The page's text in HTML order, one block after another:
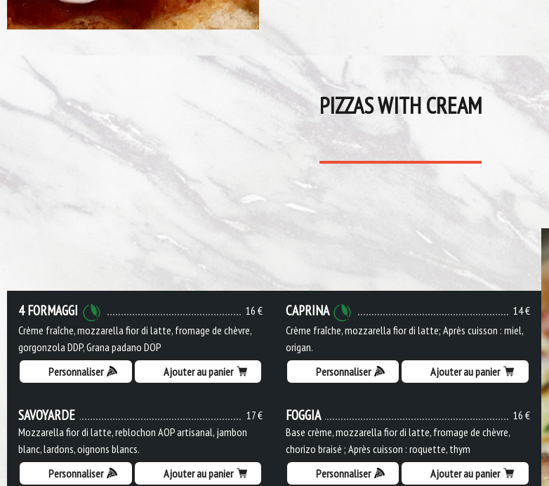
PIZZAS WITH CREAM
16 €
4 FORMAGGI
Crème fraîche, mozzarella fior di latte, fromage de chèvre,
gorgonzola DDP, Grana padano DOP
Personnaliser
Ajouter au panier
14 €
CAPRINA
Crème fraîche, mozzarella fior di latte; Après cuisson : miel,
origan.
Personnaliser
Ajouter au panier
17 €
SAVOYARDE
Mozzarella fior di latte, reblochon AOP artisanal, jambon
blanc, lardons, oignons blancs.
Personnaliser
Ajouter au panier
16 €
FOGGIA
Base crème, mozzarella fior di latte, fromage de chèvre,
chorizo braisé ; Après cuisson : roquette, thym
Personnaliser
Ajouter au panier